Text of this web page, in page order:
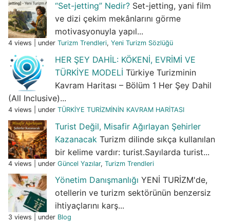
“Set-jetting” Nedir? Set-jetting, yani film
ve dizi çekim mekânlarını görme
motivasyonuyla yapıl...
4 views under Turizm Trendleri, Yeni Turizm Sözlüğü
HER ŞEY DAHİL: KÖKENİ, EVRİMİ VE
TÜRKİYE MODELİ Türkiye Turizminin
Kavram Haritası – Bölüm 1 Her Şey Dahil
(All Inclusive)...
4 views under TÜRKİYE TURİZMİNİN KAVRAM HARİTASI
Turist Değil, Misafir Ağırlayan Şehirler
Kazanacak Turizm dilinde sıkça kullanılan
bir kelime vardır: turist.Sayılarda turist...
4 views under Güncel Yazılar, Turizm Trendleri
Yönetim Danışmanlığı YENİ TURİZM'de,
otellerin ve turizm sektörünün benzersiz
ihtiyaçlarını karş...
3 views under Blog